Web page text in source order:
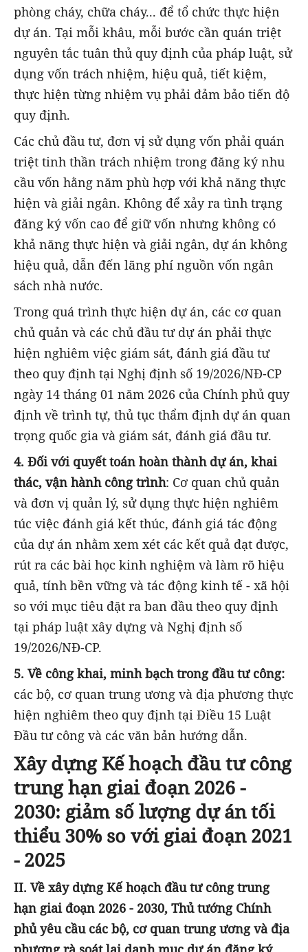
phòng cháy, chữa cháy... để tổ chức thực hiện
dự án. Tại mỗi khâu, mỗi bước cần quán triệt
nguyên tắc tuân thủ quy định của pháp luật, sử
dụng vốn trách nhiệm, hiệu quả, tiết kiệm,
thực hiện từng nhiệm vụ phải đảm bảo tiến độ
quy định.
Các chủ đầu tư, đơn vị sử dụng vốn phải quán
triệt tinh thần trách nhiệm trong đăng ký nhu
cầu vốn hằng năm phù hợp với khả năng thực
hiện và giải ngân. Không để xảy ra tình trạng
đăng ký vốn cao để giữ vốn nhưng không có
khả năng thực hiện và giải ngân, dự án không
hiệu quả, dẫn đến lãng phí nguồn vốn ngân
sách nhà nước.
Trong quá trình thực hiện dự án, các cơ quan
chủ quản và các chủ đầu tư dự án phải thực
hiện nghiêm việc giám sát, đánh giá đầu tư
theo quy định tại Nghị định số 19/2026/NĐ-CP
ngày 14 tháng 01 năm 2026 của Chính phủ quy
định về trình tự, thủ tục thẩm định dự án quan
trọng quốc gia và giám sát, đánh giá đầu tư.
4. Đối với quyết toán hoàn thành dự án, khai
thác, vận hành công trình: Cơ quan chủ quản
và đơn vị quản lý, sử dụng thực hiện nghiêm
túc việc đánh giá kết thúc, đánh giá tác động
của dự án nhằm xem xét các kết quả đạt được,
rút ra các bài học kinh nghiệm và làm rõ hiệu
quả, tính bền vững và tác động kinh tế - xã hội
so với mục tiêu đặt ra ban đầu theo quy định
tại pháp luật xây dựng và Nghị định số
19/2026/NĐ-CP.
5. Về công khai, minh bạch trong đầu tư công:
các bộ, cơ quan trung ương và địa phương thực
hiện nghiêm theo quy định tại Điều 15 Luật
Đầu tư công và các văn bản hướng dẫn.
Xây dựng Kế hoạch đầu tư công
trung hạn giai đoạn 2026 -
2030: giảm số lượng dự án tối
thiểu 30% so với giai đoạn 2021
- 2025
II. Về xây dựng Kế hoạch đầu tư công trung
hạn giai đoạn 2026 - 2030, Thủ tướng Chính
phủ yêu cầu các bộ, cơ quan trung ương và địa